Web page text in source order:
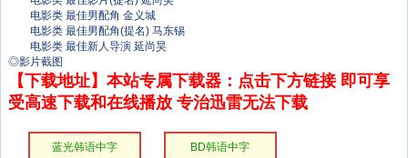
电影类 最佳男配角 金义城
电影类 最佳男配角(提名) 马东锡
电影类 最佳新人导演 延尚昊
◎影片截图
【下载地址】本站专属下载器：点击下方链接 即可享
受高速下载和在线播放 专治迅雷无法下载
蓝光韩语中字 BD韩语中字